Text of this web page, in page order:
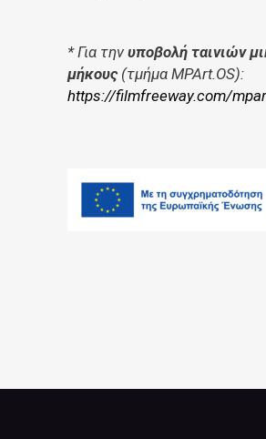
* Για την υποβολή ταινιών
μήκους(τμήμα MPArt.OS):
https://filmfreeway.com/